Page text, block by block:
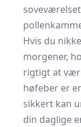
Hvis du
morgener,
rigtigt at
høfeber er
sikkert kan
din daglige